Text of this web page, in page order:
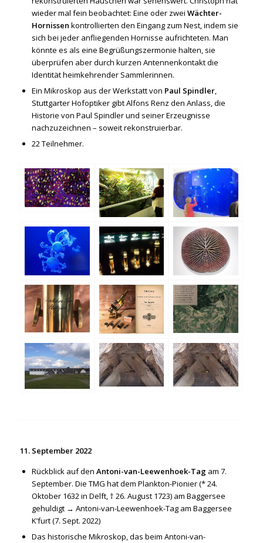
wieder mal fein beobachtet: Eine oder zwei Wächter-
Hornissen kontrollierten den Eingang zum Nest, indem sie
sich bei jeder anfliegenden Hornisse aufrichteten. Man
könnte es als eine Begrüßungszermonie halten, sie
überprüfen aber durch kurzen Antennenkontakt die
Identität heimkehrender Sammlerinnen.
Ein Mikroskop aus der Werkstatt von Paul Spindler,
Stuttgarter Hofoptiker gibt Alfons Renz den Anlass, die
Historie von Paul Spindler und seiner Erzeugnisse
nachzuzeichnen – soweit rekonstruierbar.
22 Teilnehmer.
11. September 2022
Rückblick auf den Antoni-van-Leewenhoek-Tagam 7.
September. Die TMG hat dem Plankton-Pionier (* 24.
Oktober 1632 in Delft, † 26. August 1723) am Baggersee
gehuldigt → Antoni-van-Leewenhoek-Tag am Baggersee
K’furt (7. Sept. 2022)
Das historische Mikroskop, das beim Antoni-van-